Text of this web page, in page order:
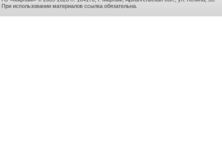
При использовании материалов ссылка обязательна.